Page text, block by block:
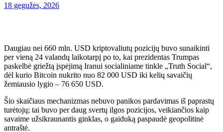
18 gegužės, 2026
Daugiau nei 660 mln. USD kriptovaliutų pozicijų buvo sunaikinti
per vieną 24 valandų laikotarpį po to, kai prezidentas Trumpas
paskelbė griežtą įspėjimą Iranui socialiniame tinkle „Truth Social“,
dėl kurio Bitcoin nukrito nuo 82 000 USD iki kelių savaičių
žemiausio lygio – 76 650 USD.
Šio skaičiaus mechanizmas nebuvo panikos pardavimas iš paprastų
turėtojų; tai buvo per daug svertų ilgos pozicijos, veikiančios kaip
savaime užsikraunantis ginklas, o gaiduką paspaudė geopolitinė
antraštė.